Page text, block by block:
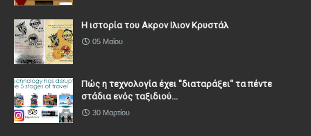
Η ιστορία του Ακρον Ιλιον Κρυστάλ
05 Μαΐου
Πώς η τεχνολογία έχει ''διαταράξει'' τα πέντε
στάδια ενός ταξιδιού...
30 Μαρτίου